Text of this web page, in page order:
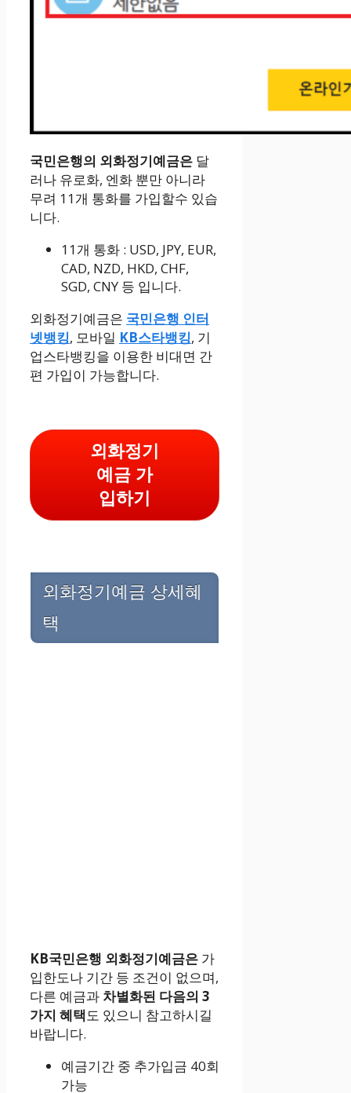
국민은행의 외화정기예금은 달
러나 유로화, 엔화 뿐만 아니라
무려 11개 통화를 가입할수 있습
니다.
11개 통화 : USD, JPY, EUR,
CAD, NZD, HKD, CHF,
SGD, CNY 등 입니다.
외화정기예금은 국민은행 인터
넷뱅킹, 모바일 KB스타뱅킹, 기
업스타뱅킹을 이용한 비대면 간
편 가입이 가능합니다.
외화정기
예금 가
입하기
외화정기예금 상세혜
택
KB국민은행 외화정기예금은 가
입한도나 기간 등 조건이 없으며,
다른 예금과 차별화된 다음의 3
가지 혜택도 있으니 참고하시길
바랍니다.
예금기간 중 추가입금 40회
가능